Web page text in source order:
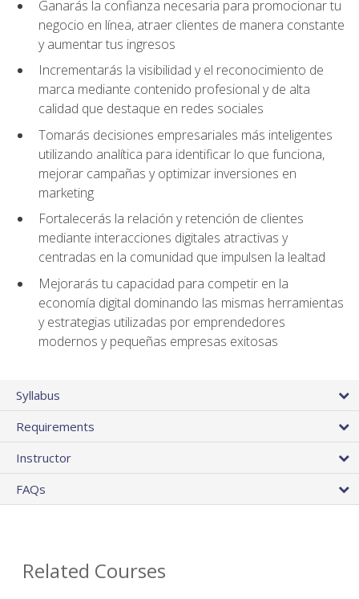
Ganarás la confianza necesaria para promocionar tu
negocio en línea, atraer clientes de manera constante
y aumentar tus ingresos
Incrementarás la visibilidad y el reconocimiento de
marca mediante contenido profesional y de alta
calidad que destaque en redes sociales
Tomarás decisiones empresariales más inteligentes
utilizando analítica para identificar lo que funciona,
mejorar campañas y optimizar inversiones en
marketing
Fortalecerás la relación y retención de clientes
mediante interacciones digitales atractivas y
centradas en la comunidad que impulsen la lealtad
Mejorarás tu capacidad para competir en la
economía digital dominando las mismas herramientas
y estrategias utilizadas por emprendedores
modernos y pequeñas empresas exitosas
Syllabus
Requirements
Instructor
FAQs
Related Courses